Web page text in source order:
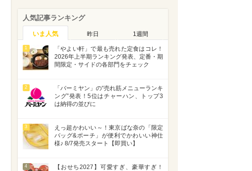
人気記事ランキング
いま人気 昨日 1週間
1
「やよい軒」で最も売れた定食はコレ！
2026年上半期ランキング発表、定番・期
間限定・サイドの各部門をチェック
2
「バーミヤン」の“売れ筋メニューランキ
ング”発表！5位はチャーハン、トップ3
は納得の並びに
3
えっ超かわいい～！東京ばな奈の「限定
バッグ&ポーチ」が便利でかわいい神仕
様♪ 8/7発売スタート【即買い】
4
【おせち2027】可愛すぎ、豪華すぎ！